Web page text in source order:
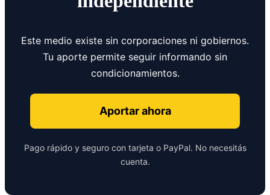
Este medio existe sin corporaciones ni gobiernos.
Tu aporte permite seguir informando sin
condicionamientos.
Aportar ahora
Pago rápido y seguro con tarjeta o PayPal. No necesitás
cuenta.